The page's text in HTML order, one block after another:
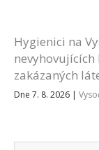
Hygienici na
zakázaných
Dne 7. 8. 2026 |